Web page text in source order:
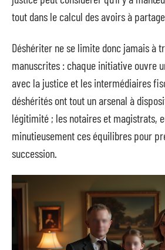
tout dans le calcul des avoirs à
Déshériter ne se limite donc jamais à
manuscrites : chaque initiative ouvre
avec la justice et les intermédiaires
déshérités ont tout un arsenal à
légitimité ; les notaires et magistrats,
minutieusement ces équilibres pour
succession.